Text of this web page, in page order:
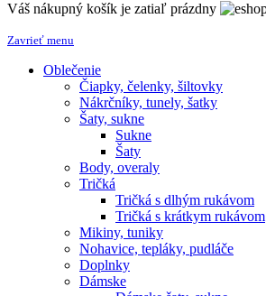
Váš nákupný košík je zatiaľ prázdny
Zavrieť menu
Oblečenie
Čiapky, čelenky, šiltovky
Nákrčníky, tunely, šatky
Šaty, sukne
Sukne
Šaty
Body, overaly
Tričká
Tričká s dlhým rukávom
Tričká s krátkym rukávom
Mikiny, tuniky
Nohavice, tepláky, pudláče
Doplnky
Dámske